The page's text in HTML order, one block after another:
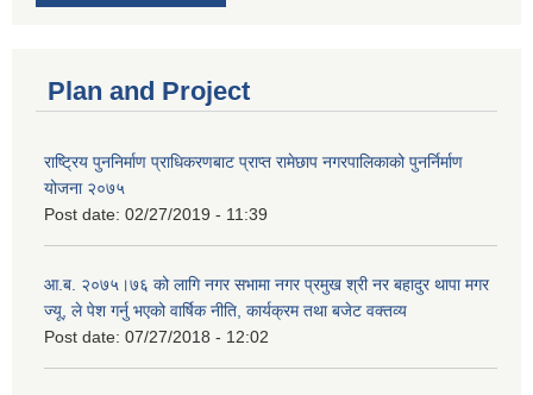
Plan and Project
राष्ट्रिय पुननिर्माण प्राधिकरणबाट प्राप्त रामेछाप नगरपालिकाको पुनर्निर्माण
योजना २०७५
Post date: 02/27/2019 - 11:39
आ.ब. २०७५।७६ को लागि नगर सभामा नगर प्रमुख श्री नर बहादुर थापा मगर
ज्यू, ले पेश गर्नु भएको वार्षिक नीति, कार्यक्रम तथा बजेट वक्तव्य
Post date: 07/27/2018 - 12:02